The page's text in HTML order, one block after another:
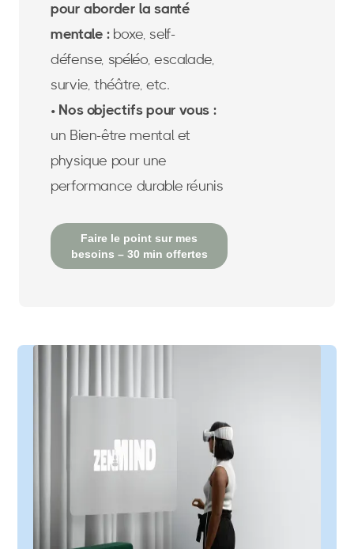
pour aborder la santé
mentale : boxe, self-
défense, spéléo, escalade,
survie, théâtre, etc.
• Nos objectifs pour vous :
un Bien-être mental et
physique pour une
performance durable réunis
Faire le point sur mes
besoins – 30 min offertes